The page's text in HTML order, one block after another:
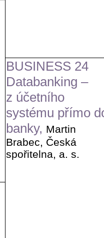
BUSINESS 24
Databanking –
z účetního
systému přímo
banky, Martin
Brabec, Česká
spořitelna, a. s.